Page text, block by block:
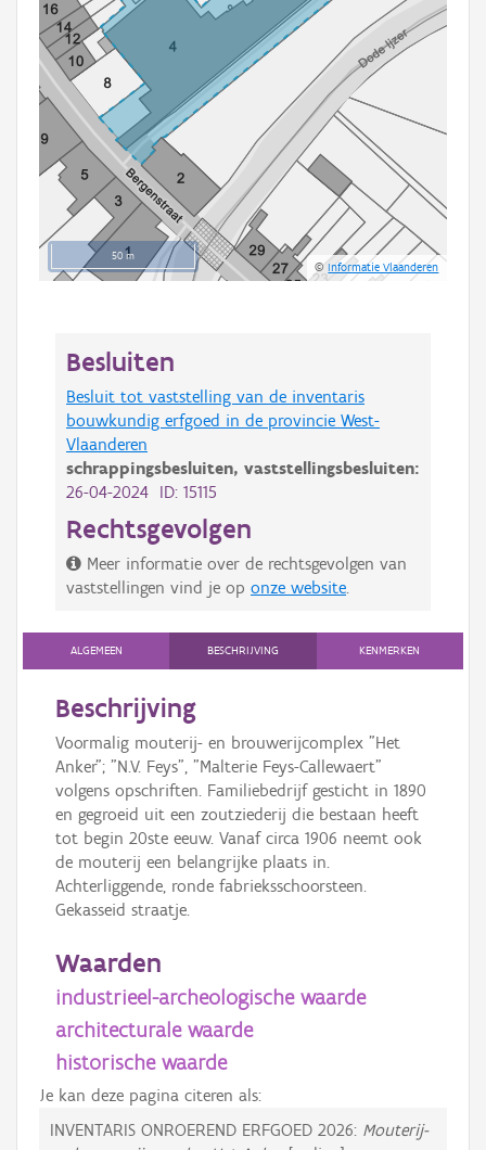
50 m
©Informatie Vlaanderen
Besluiten
Besluit tot vaststelling van de inventaris
bouwkundig erfgoed in de provincie West-
Vlaanderen
schrappingsbesluiten, vaststellingsbesluiten:
26-04-2024 ID: 15115
Rechtsgevolgen
Meer informatie over de rechtsgevolgen van
vaststellingen vind je op onze website
ALGEMEEN BESCHRIJVING KENMERKEN
Beschrijving
Voormalig mouterij- en brouwerijcomplex "Het
Anker"; "N.V. Feys", "Malterie Feys-Callewaert"
volgens opschriften. Familiebedrijf gesticht in 1890
en gegroeid uit een zoutziederij die bestaan heeft
tot begin 20ste eeuw. Vanaf circa 1906 neemt ook
de mouterij een belangrijke plaats in.
Achterliggende, ronde fabrieksschoorsteen.
Gekasseid straatje.
Waarden
industrieel-archeologische waarde
architecturale waarde
historische waarde
Je kan deze pagina citeren als:
INVENTARIS ONROEREND ERFGOED 2026: Mouterij-